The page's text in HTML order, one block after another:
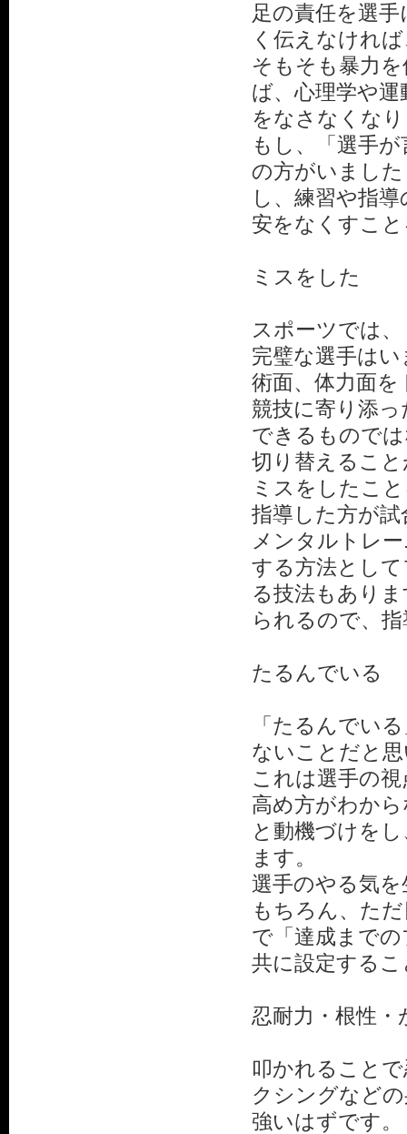
足の責任を選
く伝えなけれ
そもそも暴力
ば、心理学や
をなさなくな
もし、「選手
の方がいまし
し、練習や指
安をなくすこ
ミスをした
スポーツでは
完璧な選手は
術面、体力面
競技に寄り添
できるもので
切り替えるこ
ミスをしたこ
指導した方が
メンタルトレ
する方法とし
る技法もあり
られるので、
たるんでいる
「たるんでい
ないことだと
これは選手の
高め方がわか
と動機づけを
ます。
選手のやる気
もちろん、た
で「達成まで
共に設定する
忍耐力・根性
叩かれること
クシングなど
強いはずです。